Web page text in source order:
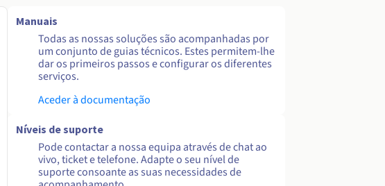
Manuais
Todas as nossas soluções são acompanhadas por
um conjunto de guias técnicos. Estes permitem-lhe
dar os primeiros passos e configurar os diferentes
serviços.
Aceder à documentação
Níveis de suporte
Pode contactar a nossa equipa através de chat ao
vivo, ticket e telefone. Adapte o seu nível de
suporte consoante as suas necessidades de